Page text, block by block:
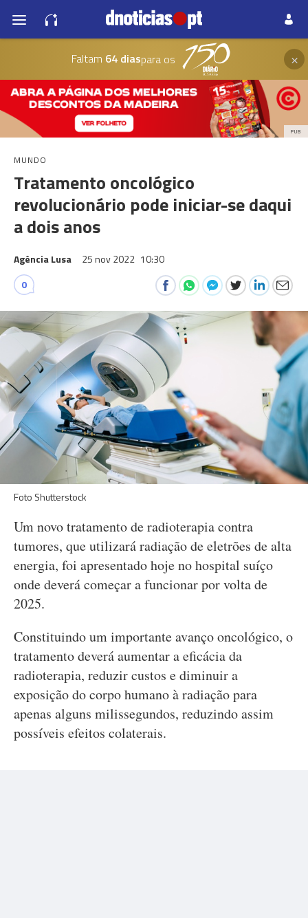
Faltam 64 diaspara os ×
PUB
MUNDO
Tratamento oncológico
revolucionário pode iniciar-se daqui
a dois anos
Agência Lusa 25 nov 2022 10:30
0
Foto Shutterstock
Um novo tratamento de radioterapia contra
tumores, que utilizará radiação de eletrões de alta
energia, foi apresentado hoje no hospital suíço
onde deverá começar a funcionar por volta de
2025.
Constituindo um importante avanço oncológico, o
tratamento deverá aumentar a eficácia da
radioterapia, reduzir custos e diminuir a
exposição do corpo humano à radiação para
apenas alguns milissegundos, reduzindo assim
possíveis efeitos colaterais.